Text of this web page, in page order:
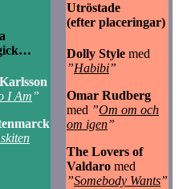
I Am”
Utröstade
(efter placeringar)
Dolly Style med
”Habibi”
Omar Rudberg
med ”Om om och
om igen”
The Lovers of
Valdaro med
”Somebody Wants”